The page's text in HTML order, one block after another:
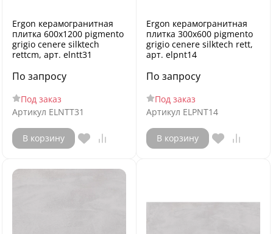
Ergon керамогранитная
плитка 600x1200 pigmento
grigio cenere silktech
rettcm, арт. elntt31
По запросу
Под заказ
Артикул ELNTT31
В корзину
Ergon керамогранитная
плитка 300x600 pigmento
grigio cenere silktech rett,
арт. elpnt14
По запросу
Под заказ
Артикул ELPNT14
В корзину